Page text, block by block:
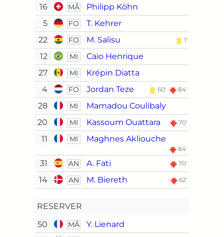
16 MÅ
Philipp Köhn
5
FO
T. Kehrer
22
FO M. Salisu 1'
12 MI
Caio Henrique
27
MI
Krépin Diatta
4
FO Jordan Teze 60' 84'
28 MI
Mamadou Coulibaly
20
MI Kassoum Ouattara 70'
11 MI Maghnes Akliouche
84'
31 AN A. Fati 70'
14 AN M. Biereth 62'
RESERVER
50
MÅ
Y. Lienard